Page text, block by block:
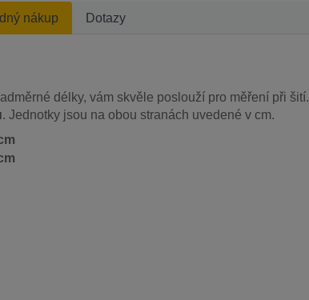
nákup Dotazy
délky, vám skvěle poslouží pro měření při šití.
. Jednotky jsou na obou stranách uvedené v cm.